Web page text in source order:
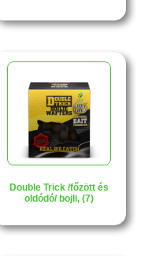
Double Trick /főzött és
oldódó/ bojli, (7)